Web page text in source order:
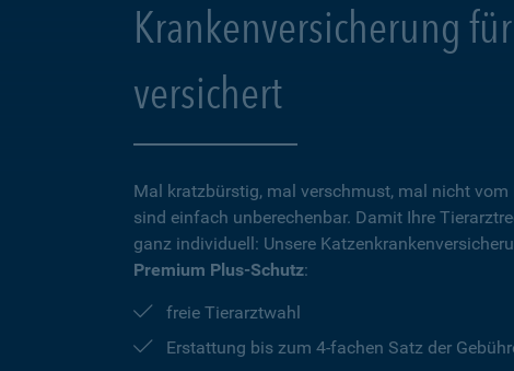
Krankenversicherung
versichert
Mal kratzbürstig, mal verschmust, mal nicht
sind einfach unberechenbar. Damit Ihre
ganz individuell: Unsere
Premium Plus-Schutz:
freie Tierarztwahl
Erstattung bis zum 4-fachen Satz der